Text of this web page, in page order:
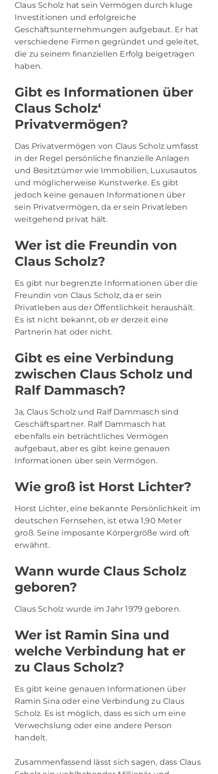
Claus Scholz hat sein Vermögen durch kluge
Investitionen und erfolgreiche
Geschäftsunternehmungen aufgebaut. Er hat
verschiedene Firmen gegründet und geleitet,
die zu seinem finanziellen Erfolg beigetragen
haben.
Gibt es Informationen über
Claus Scholz‘
Privatvermögen?
Das Privatvermögen von Claus Scholz umfasst
in der Regel persönliche finanzielle Anlagen
und Besitztümer wie Immobilien, Luxusautos
und möglicherweise Kunstwerke. Es gibt
jedoch keine genauen Informationen über
sein Privatvermögen, da er sein Privatleben
weitgehend privat hält.
Wer ist die Freundin von
Claus Scholz?
Es gibt nur begrenzte Informationen über die
Freundin von Claus Scholz, da er sein
Privatleben aus der Öffentlichkeit heraushält.
Es ist nicht bekannt, ob er derzeit eine
Partnerin hat oder nicht.
Gibt es eine Verbindung
zwischen Claus Scholz und
Ralf Dammasch?
Ja, Claus Scholz und Ralf Dammasch sind
Geschäftspartner. Ralf Dammasch hat
ebenfalls ein beträchtliches Vermögen
aufgebaut, aber es gibt keine genauen
Informationen über sein Vermögen.
Wie groß ist Horst Lichter?
Horst Lichter, eine bekannte Persönlichkeit im
deutschen Fernsehen, ist etwa 1,90 Meter
groß. Seine imposante Körpergröße wird oft
erwähnt.
Wann wurde Claus Scholz
geboren?
Claus Scholz wurde im Jahr 1979 geboren.
Wer ist Ramin Sina und
welche Verbindung hat er
zu Claus Scholz?
Es gibt keine genauen Informationen über
Ramin Sina oder eine Verbindung zu Claus
Scholz. Es ist möglich, dass es sich um eine
Verwechslung oder eine andere Person
handelt.
Zusammenfassend lässt sich sagen, dass Claus